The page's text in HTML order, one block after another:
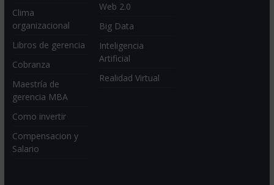
Clima
organizacional
Libros de gerencia
Cobranza
Maestría de
gerencia MBA
Como invertir
Compensacion y
Salario
Web 2.0
Big Data
Inteligencia
Artificial
Realidad Virtual